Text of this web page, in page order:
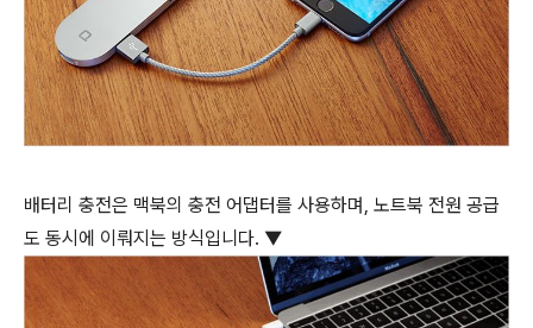
배터리 충전은 맥북의 충전 어댑터를 사용하며, 노트북 전원 공급
도 동시에 이뤄지는 방식입니다. ▼